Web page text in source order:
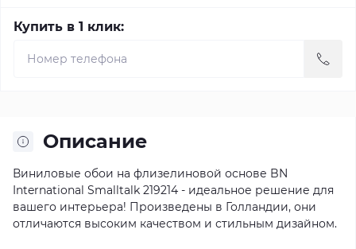
Купить в 1 клик:
Описание
Виниловые обои на флизелиновой основе BN
International Smalltalk 219214 - идеальное решение для
вашего интерьера! Произведены в Голландии, они
отличаются высоким качеством и стильным дизайном.